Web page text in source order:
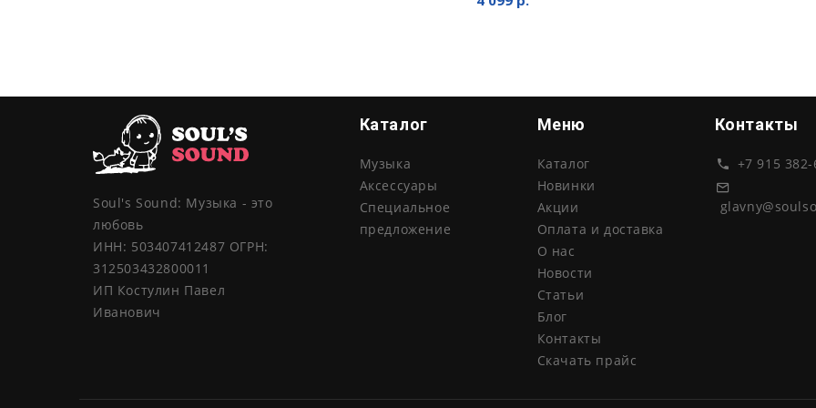
Soul's Sound: Музыка - это
любовь
ИНН: 503407412487 ОГРН:
312503432800011
ИП Костулин Павел
Иванович
Каталог
Музыка
Аксессуары
Специальное
предложение
Меню
Каталог
Новинки
Акции
Оплата и доставка
О нас
Новости
Статьи
Блог
Контакты
Скачать прайс
Контакты
+7 915 382-